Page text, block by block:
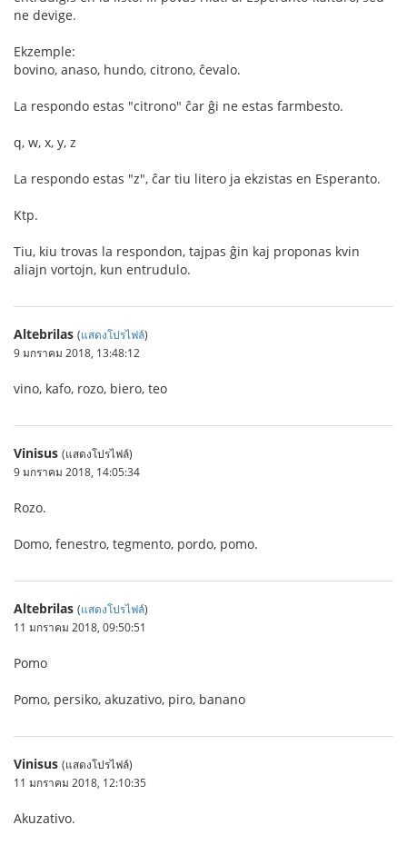
ne devige.
Ekzemple:
bovino, anaso, hundo, citrono, ĉevalo.
La respondo estas "citrono" ĉar ĝi ne estas farmbesto.
q, w, x, y, z
La respondo estas "z", ĉar tiu litero ja ekzistas en Esperanto.
Ktp.
Tiu, kiu trovas la respondon, tajpas ĝin kaj proponas kvin
aliajn vortojn, kun entrudulo.
Altebrilas (แสดงโปรไฟล์)
9 มกราคม 2018, 13:48:12
vino, kafo, rozo, biero, teo
Vinisus (แสดงโปรไฟล์)
9 มกราคม 2018, 14:05:34
Rozo.
Domo, fenestro, tegmento, pordo, pomo.
Altebrilas (แสดงโปรไฟล์)
11 มกราคม 2018, 09:50:51
Pomo
Pomo, persiko, akuzativo, piro, banano
Vinisus (แสดงโปรไฟล์)
11 มกราคม 2018, 12:10:35
Akuzativo.